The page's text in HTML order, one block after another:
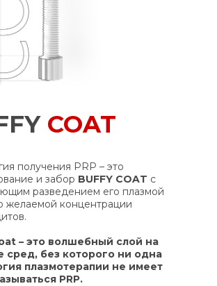
COAT
получения PRP – это
и забор BUFFY COAT с
разведением его плазмой
желаемой концентрации
– это волшебный слой на
сред, без которого ни одна
плазмотерапии не имеет
PRP.